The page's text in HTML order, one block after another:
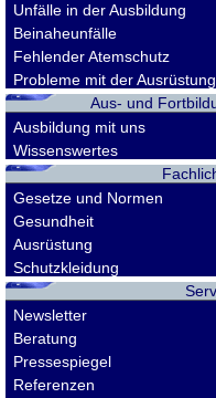
Unfälle in der Ausbildung
Beinaheunfälle
Fehlender Atemschutz
Probleme mit der Ausrüstung
Aus- und
Ausbildung mit uns
Wissenswertes
Gesetze und Normen
Gesundheit
Ausrüstung
Schutzkleidung
Newsletter
Beratung
Pressespiegel
Referenzen